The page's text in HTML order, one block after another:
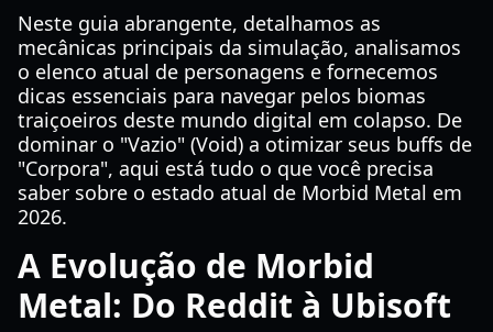
Neste guia abrangente, detalhamos as
mecânicas principais da simulação, analisamos
o elenco atual de personagens e fornecemos
dicas essenciais para navegar pelos biomas
traiçoeiros deste mundo digital em colapso. De
dominar o "Vazio" (Void) a otimizar seus buffs de
"Corpora", aqui está tudo o que você precisa
saber sobre o estado atual de Morbid Metal em
2026.
A Evolução de Morbid
Metal: Do Reddit à Ubisoft